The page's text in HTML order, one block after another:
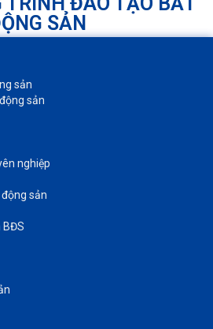
SẢN
sản
sản​
nghiệp
sản​
BĐS